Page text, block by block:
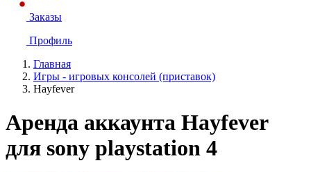
Заказы
Профиль
Главная
Игры - игровых консолей (приставок)
Hayfever
Аренда аккаунта Hayfever
для sony playstation 4